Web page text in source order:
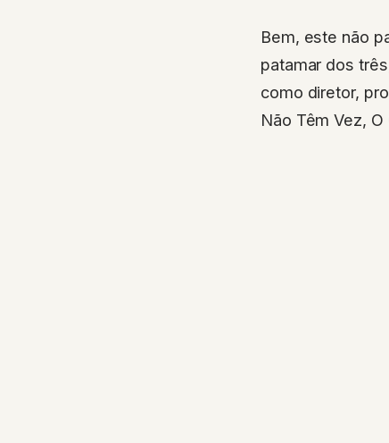
Bem, este não
patamar dos
como diretor,
Não Têm Vez,